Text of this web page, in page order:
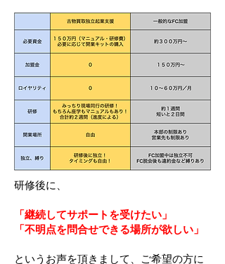
研修後に、
「継続してサポートを受けたい」
「不明点を問合せできる場所が欲しい」
というお声を頂きまして、ご希望の方に